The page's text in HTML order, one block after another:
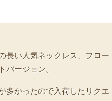
長い人気ネックレス、フロー
バージョン。
多かったので入荷したリクエ